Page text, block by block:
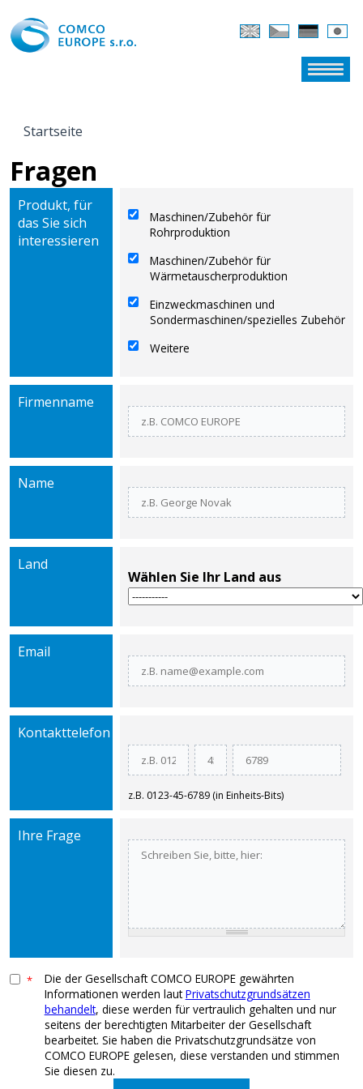
SIE SIND HIER
Startseite
Fragen
Produkt, für
das Sie sich
interessieren
Maschinen/Zubehör für
Rohrproduktion
Maschinen/Zubehör für
Wärmetauscherproduktion
Einzweckmaschinen und
Sondermaschinen/spezielles Zubehör
Weitere
Firmenname
Name
Land
Wählen Sie Ihr Land aus
Email
Kontakttelefon
z.B. 0123-45-6789 (in Einheits-Bits)
Ihre Frage
*
Die der Gesellschaft COMCO EUROPE gewährten
Informationen werden lautPrivatschutzgrundsätzen
behandelt, diese werden für vertraulich gehalten und nur
seitens der berechtigten Mitarbeiter der Gesellschaft
bearbeitet. Sie haben die Privatschutzgrundsätze von
COMCO EUROPE gelesen, diese verstanden und stimmen
Sie diesen zu.